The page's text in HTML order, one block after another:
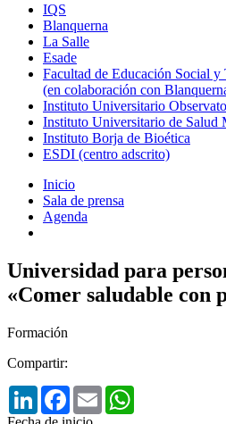
IQS
Blanquerna
La Salle
Esade
Facultad de Educación Social y
(en colaboración con
Instituto Universitario
Instituto Universitario de Salud
Instituto Borja de Bioética
ESDI (centro adscrito)
Inicio
Sala de prensa
Agenda
Universidad para
«Comer saludable con
Formación
Compartir:
LinkedInFacebook
Email